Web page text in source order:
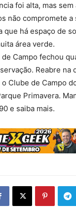
foi alta, mas
não compromete a
que há espaço de
área verde.
Campo fechou
Reabre na
Clube de Campo
Primavera.
e saiba mais.